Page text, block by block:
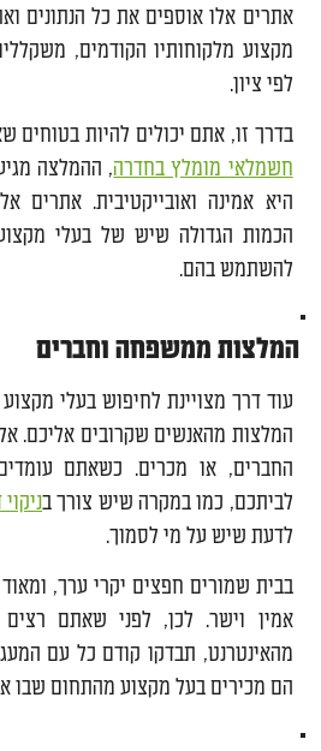
אתרים אלו אוספים את כל הנתונים
מקצוע מלקוחותיו הקודמים,
לפי ציון.
בדרך זו, אתם יכולים להיות
חשמלאי מומלץ בחדרה, ההמלצה
היא אמינה ואובייקטיבית. אתרים
הכמות הגדולה שיש של בעלי
להשתמש בהם.
המלצות ממשפחה וחברים
עוד דרך מצויינת לחיפוש בעלי
המלצות מהאנשים שקרובים אליכם.
החברים, או מכרים. כשאתם
לביתכם, כמו במקרה שיש צורך ב
לדעת שיש על מי לסמוך.
בבית שמורים חפצים יקרי ערך,
אמין וישר. לכן, לפני שאתם
מהאינטרנט, תבדקו קודם כל עם
הם מכירים בעל מקצוע מהתחום שבו